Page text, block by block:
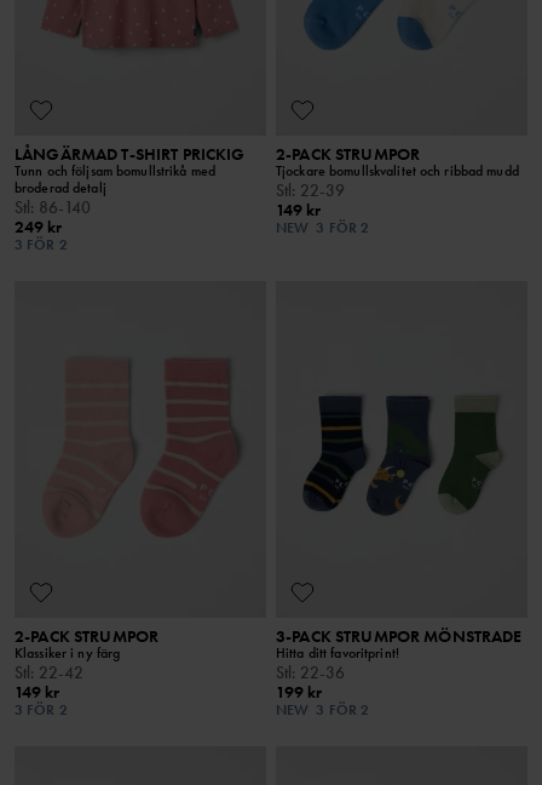
LÅNGÄRMAD T-SHIRT PRICKIG
Tunn och följsam bomullstrikå med
broderad detalj
Stl: 86-140
249 kr
3 FÖR 2
2-PACK STRUMPOR
Tjockare bomullskvalitet och ribbad mudd
Stl: 22-39
149 kr
NEW 3 FÖR 2
2-PACK STRUMPOR
Klassiker i ny färg
Stl: 22-42
149 kr
3 FÖR 2
3-PACK STRUMPOR MÖNSTRADE
Hitta ditt favoritprint!
Stl: 22-36
199 kr
NEW 3 FÖR 2